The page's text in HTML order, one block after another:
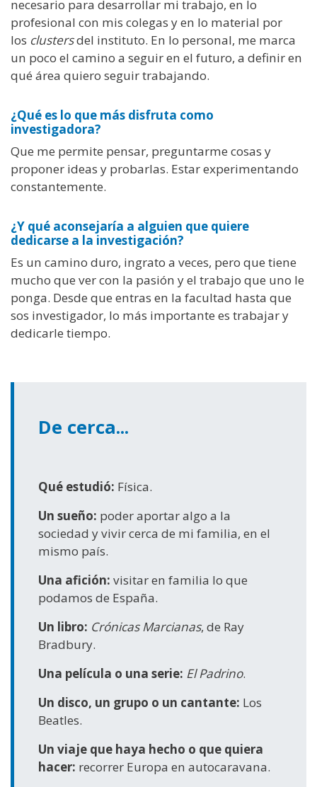
necesario para desarrollar mi trabajo, en lo
profesional con mis colegas y en lo material por
los clustersdel instituto. En lo personal, me marca
un poco el camino a seguir en el futuro, a definir en
qué área quiero seguir trabajando.
¿Qué es lo que más disfruta como
investigadora?
Que me permite pensar, preguntarme cosas y
proponer ideas y probarlas. Estar experimentando
constantemente.
¿Y qué aconsejaría a alguien que quiere
dedicarse a la investigación?
Es un camino duro, ingrato a veces, pero que tiene
mucho que ver con la pasión y el trabajo que uno le
ponga. Desde que entras en la facultad hasta que
sos investigador, lo más importante es trabajar y
dedicarle tiempo.
De cerca...
Qué estudió: Física.
Un sueño: poder aportar algo a la
sociedad y vivir cerca de mi familia, en el
mismo país.
Una afición:visitar en familia lo que
podamos de España.
Un libro: Crónicas Marcianas, de Ray
Bradbury.
Una película o una serie: El Padrino.
Un disco, un grupo o un cantante: Los
Beatles.
Un viaje que haya hecho o que quiera
hacer: recorrer Europa en autocaravana.